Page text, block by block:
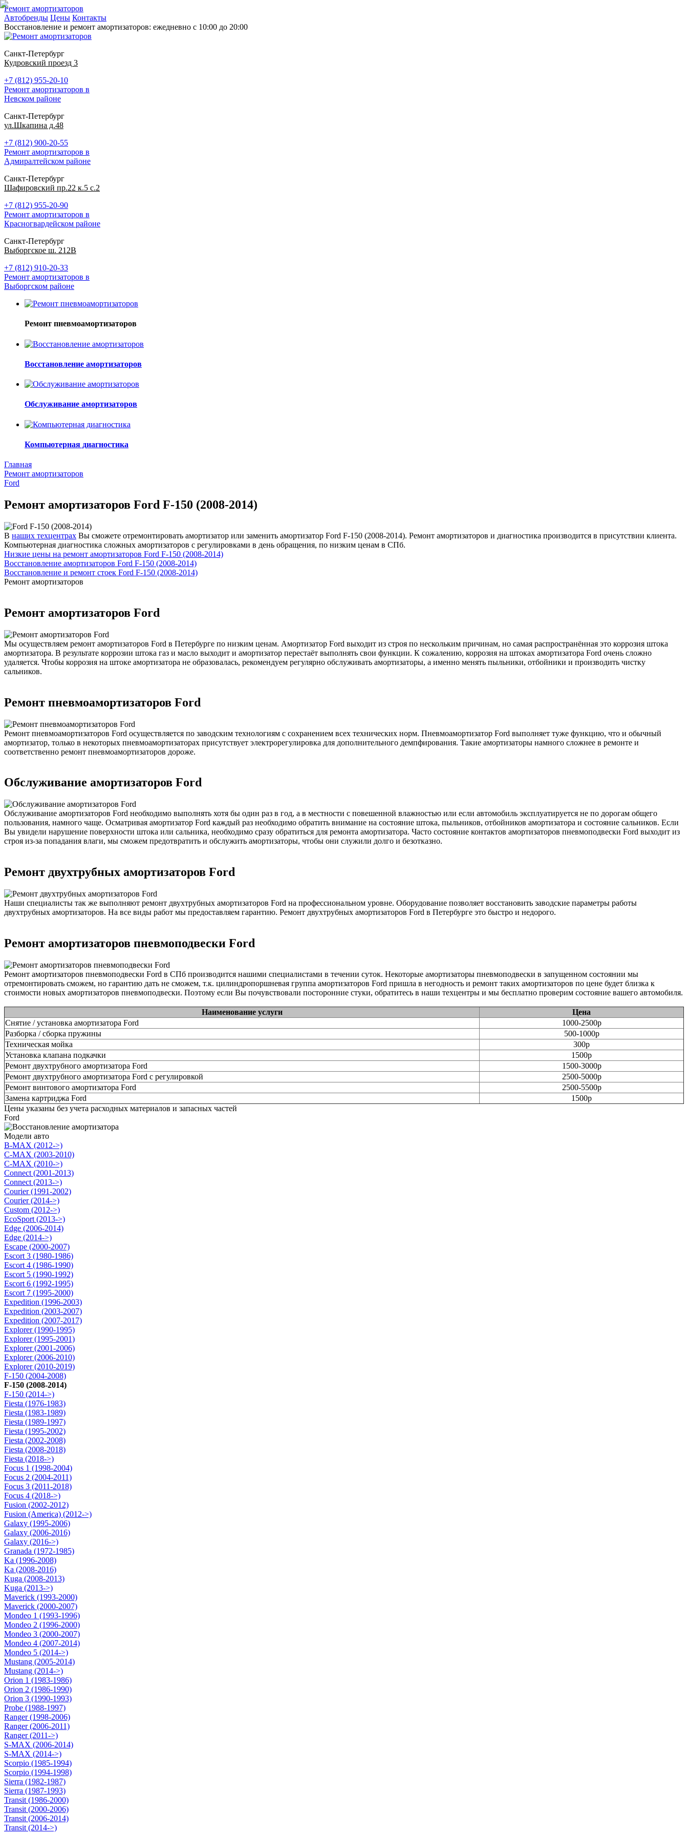
Ремонт амортизаторов
Автобренды Цены Контакты
Восстановление и ремонт амортизаторов: ежедневно с 10:00 до 20:00
Санкт-Петербург
Кудровский проезд 3
+7 (812) 955-20-10
Ремонт амортизаторов в
Невском районе
Санкт-Петербург
ул.Шкапина д.48
+7 (812) 900-20-55
Ремонт амортизаторов в
Адмиралтейском районе
Санкт-Петербург
Шафировский пр.22 к.5 с.2
+7 (812) 955-20-90
Ремонт амортизаторов в
Красногвардейском районе
Санкт-Петербург
Выборгское ш. 212В
+7 (812) 910-20-33
Ремонт амортизаторов в
Выборгском районе
Ремонт пневмоамортизаторов
Восстановление амортизаторов
Обслуживание амортизаторов
Компьютерная диагностика
Главная
Ремонт амортизаторов
Ford
Ремонт амортизаторов Ford F-150 (2008-2014)
В наших техцентрах Вы сможете отремонтировать амортизатор или заменить амортизатор Ford F-150 (2008-2014). Ремонт амортизаторов и диагностика производится в присутствии клиента.
Компьютерная диагностика сложных амортизаторов с регулировками в день обращения, по низким ценам в СПб.
Низкие цены на ремонт амортизаторов Ford F-150 (2008-2014)
Восстановление амортизаторов Ford F-150 (2008-2014)
Восстановление и ремонт стоек Ford F-150 (2008-2014)
Ремонт амортизаторов
Ремонт амортизаторов Ford
Мы осуществляем ремонт амортизаторов Ford в Петербурге по низким ценам. Амортизатор Ford выходит из строя по нескольким причинам, но самая распространённая это коррозия штока
амортизатора. В результате коррозии штока газ и масло выходит и амортизатор перестаёт выполнять свои функции. К сожалению, коррозия на штоках амортизатора Ford очень сложно
удаляется. Чтобы коррозия на штоке амортизатора не образовалась, рекомендуем регулярно обслуживать амортизаторы, а именно менять пыльники, отбойники и производить чистку
сальников.
Ремонт пневмоамортизаторов Ford
Ремонт пневмоамортизаторов Ford осуществляется по заводским технологиям с сохранением всех технических норм. Пневмоамортизатор Ford выполняет туже функцию, что и обычный
амортизатор, только в некоторых пневмоамортизаторах присутствует электрорегулировка для дополнительного демпфирования. Такие амортизаторы намного сложнее в ремонте и
соответственно ремонт пневмоамортизаторов дороже.
Обслуживание амортизаторов Ford
Обслуживание амортизаторов Ford необходимо выполнять хотя бы один раз в год, а в местности с повешенной влажностью или если автомобиль эксплуатируется не по дорогам общего
пользования, намного чаще. Осматривая амортизатор Ford каждый раз необходимо обратить внимание на состояние штока, пыльников, отбойников амортизатора и состояние сальников. Если
Вы увидели нарушение поверхности штока или сальника, необходимо сразу обратиться для ремонта амортизатора. Часто состояние контактов амортизаторов пневмоподвески Ford выходит из
строя из-за попадания влаги, мы сможем предотвратить и обслужить амортизаторы, чтобы они служили долго и безотказно.
Ремонт двухтрубных амортизаторов Ford
Наши специалисты так же выполняют ремонт двухтрубных амортизаторов Ford на профессиональном уровне. Оборудование позволяет восстановить заводские параметры работы
двухтрубных амортизаторов. На все виды работ мы предоставляем гарантию. Ремонт двухтрубных амортизаторов Ford в Петербурге это быстро и недорого.
Ремонт амортизаторов пневмоподвески Ford
Ремонт амортизаторов пневмоподвески Ford в СПб производится нашими специалистами в течении суток. Некоторые амортизаторы пневмоподвески в запущенном состоянии мы
отремонтировать сможем, но гарантию дать не сможем, т.к. цилиндропоршневая группа амортизаторов Ford пришла в негодность и ремонт таких амортизаторов по цене будет близка к
стоимости новых амортизаторов пневмоподвески. Поэтому если Вы почувствовали посторонние стуки, обратитесь в наши техцентры и мы бесплатно проверим состояние вашего автомобиля.
Наименование услуги
Цена
Снятие / установка амортизатора Ford
1000-2500р
Разборка / сборка пружины
500-1000р
Техническая мойка
300р
Установка клапана подкачки
1500р
Ремонт двухтрубного амортизатора Ford
1500-3000р
Ремонт двухтрубного амортизатора Ford с регулировкой
2500-5000р
Ремонт винтового амортизатора Ford
2500-5500р
Замена картриджа Ford
1500р
Цены указаны без учета расходных материалов и запасных частей
Ford
Модели авто
B-MAX (2012->)
C-MAX (2003-2010)
C-MAX (2010->)
Connect (2001-2013)
Connect (2013->)
Courier (1991-2002)
Courier (2014->)
Custom (2012->)
EcoSport (2013->)
Edge (2006-2014)
Edge (2014->)
Escape (2000-2007)
Escort 3 (1980-1986)
Escort 4 (1986-1990)
Escort 5 (1990-1992)
Escort 6 (1992-1995)
Escort 7 (1995-2000)
Expedition (1996-2003)
Expedition (2003-2007)
Expedition (2007-2017)
Explorer (1990-1995)
Explorer (1995-2001)
Explorer (2001-2006)
Explorer (2006-2010)
Explorer (2010-2019)
F-150 (2004-2008)
F-150 (2008-2014)
F-150 (2014->)
Fiesta (1976-1983)
Fiesta (1983-1989)
Fiesta (1989-1997)
Fiesta (1995-2002)
Fiesta (2002-2008)
Fiesta (2008-2018)
Fiesta (2018->)
Focus 1 (1998-2004)
Focus 2 (2004-2011)
Focus 3 (2011-2018)
Focus 4 (2018->)
Fusion (2002-2012)
Fusion (America) (2012->)
Galaxy (1995-2006)
Galaxy (2006-2016)
Galaxy (2016->)
Granada (1972-1985)
Ka (1996-2008)
Ka (2008-2016)
Kuga (2008-2013)
Kuga (2013->)
Maverick (1993-2000)
Maverick (2000-2007)
Mondeo 1 (1993-1996)
Mondeo 2 (1996-2000)
Mondeo 3 (2000-2007)
Mondeo 4 (2007-2014)
Mondeo 5 (2014->)
Mustang (2005-2014)
Mustang (2014->)
Orion 1 (1983-1986)
Orion 2 (1986-1990)
Orion 3 (1990-1993)
Probe (1988-1997)
Ranger (1998-2006)
Ranger (2006-2011)
Ranger (2011->)
S-MAX (2006-2014)
S-MAX (2014->)
Scorpio (1985-1994)
Scorpio (1994-1998)
Sierra (1982-1987)
Sierra (1987-1993)
Transit (1986-2000)
Transit (2000-2006)
Transit (2006-2014)
Transit (2014->)